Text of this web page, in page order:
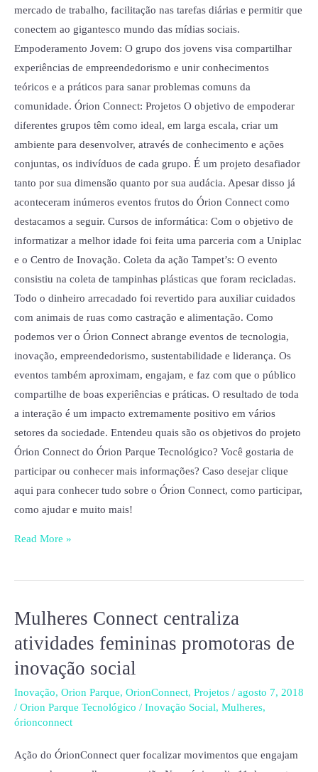
mercado de trabalho, facilitação nas tarefas diárias e permitir que
conectem ao gigantesco mundo das mídias sociais.
Empoderamento Jovem: O grupo dos jovens visa compartilhar
experiências de empreendedorismo e unir conhecimentos
teóricos e a práticos para sanar problemas comuns da
comunidade. Órion Connect: Projetos O objetivo de empoderar
diferentes grupos têm como ideal, em larga escala, criar um
ambiente para desenvolver, através de conhecimento e ações
conjuntas, os indivíduos de cada grupo. É um projeto desafiador
tanto por sua dimensão quanto por sua audácia. Apesar disso já
aconteceram inúmeros eventos frutos do Órion Connect como
destacamos a seguir. Cursos de informática: Com o objetivo de
informatizar a melhor idade foi feita uma parceria com a Uniplac
e o Centro de Inovação. Coleta da ação Tampet’s: O evento
consistiu na coleta de tampinhas plásticas que foram recicladas.
Todo o dinheiro arrecadado foi revertido para auxiliar cuidados
com animais de ruas como castração e alimentação. Como
podemos ver o Órion Connect abrange eventos de tecnologia,
inovação, empreendedorismo, sustentabilidade e liderança. Os
eventos também aproximam, engajam, e faz com que o público
compartilhe de boas experiências e práticas. O resultado de toda
a interação é um impacto extremamente positivo em vários
setores da sociedade. Entendeu quais são os objetivos do projeto
Órion Connect do Órion Parque Tecnológico? Você gostaria de
participar ou conhecer mais informações? Caso desejar clique
aqui para conhecer tudo sobre o Órion Connect, como participar,
como ajudar e muito mais!
Read More »
Mulheres Connect centraliza
atividades femininas promotoras de
inovação social
Inovação, Orion Parque, OrionConnect, Projetos / agosto 7, 2018
/ Orion Parque Tecnológico / Inovação Social, Mulheres,
órionconnect
Ação do ÓrionConnect quer focalizar movimentos que engajam
Mulheres
Connect
centraliza
atividades
femininas
promotoras
inovação